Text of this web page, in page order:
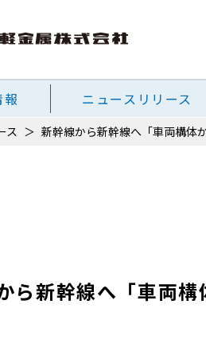
報 ニュースリリース
ス 新幹線から新幹線へ「車両構体
ら新幹線へ「車両